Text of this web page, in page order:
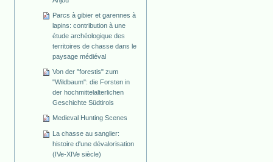
Parcs à gibier et garennes à
lapins: contribution à une
étude archéologique des
territoires de chasse dans le
paysage médiéval
Von der "forestis" zum
"Wildbaum": die Forsten in
der hochmittelalterlichen
Geschichte Südtirols
Medieval Hunting Scenes
La chasse au sanglier:
histoire d'une dévalorisation
(IVe-XIVe siècle)